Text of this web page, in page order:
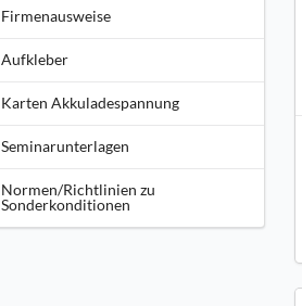
Firmenausweise
Aufkleber
Karten Akkuladespannung
Seminarunterlagen
Normen/Richtlinien zu
Sonderkonditionen